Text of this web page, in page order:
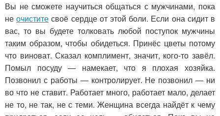
Вы не сможете научиться общаться с мужчинами, пока
неочистите своё сердце от этой боли. Если она сидит в
вас, то вы будете толковать любой поступок мужчины
таким образом, чтобы обидеться. Принёс цветы потому
что виноват. Сказал комплимент, значит, кого-то завёл.
Помыл посуду — намекает, что я плохая хозяйка.
Позвонил с работы — контролирует. Не позвонил — ни
во что не ставит. Работает много, работает мало, делает
не то, не так, не с теми. Женщина всегда найдёт к чему